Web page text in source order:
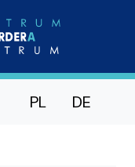
PL DE